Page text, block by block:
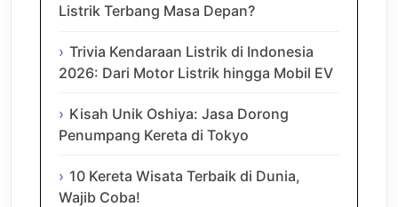
Listrik Terbang Masa Depan?
Trivia Kendaraan Listrik di Indonesia
2026: Dari Motor Listrik hingga Mobil EV
Kisah Unik Oshiya: Jasa Dorong
Penumpang Kereta di Tokyo
10 Kereta Wisata Terbaik di Dunia,
Wajib Coba!